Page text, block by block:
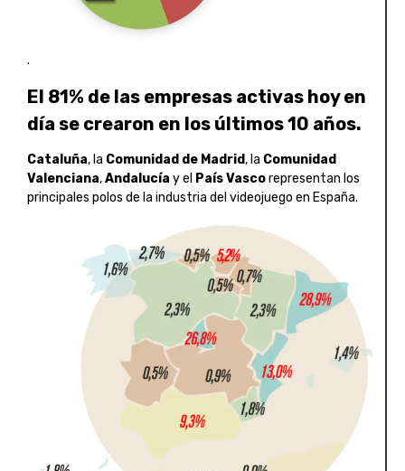
.
El 81% de las empresas activas hoy en
día se crearon en los últimos 10 años.
Cataluña, la Comunidad de Madrid, la Comunidad
Valenciana,Andalucía y el País Vascorepresentan los
principales polos de la industria del videojuego en España.